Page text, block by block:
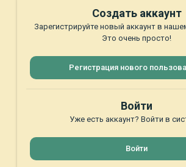
Создать аккаунт
Зарегистрируйте новый аккаунт в
Это очень просто!
Регистрация нового
Войти
Уже есть аккаунт? Войти в
Войти